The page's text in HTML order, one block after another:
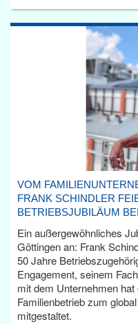
VOM
FRANK SCHINDLER
BETRIEBSJUBILÄUM
Ein außergewöhnliches
Göttingen an: Frank
50 Jahre
Engagement, seinem
mit dem Unternehmen
Familienbetrieb zum
mitgestaltet.